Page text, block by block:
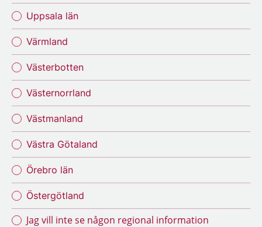
Uppsala län
Värmland
Västerbotten
Västernorrland
Västmanland
Västra Götaland
Örebro län
Östergötland
Jag vill inte se någon regional information